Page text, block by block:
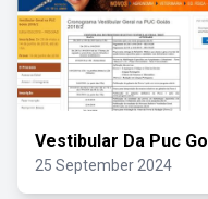
Vestibular Da Puc Go
25 September 2024